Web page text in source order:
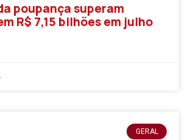
poupança superam
R$ 7,15 bilhões em julho
GERAL